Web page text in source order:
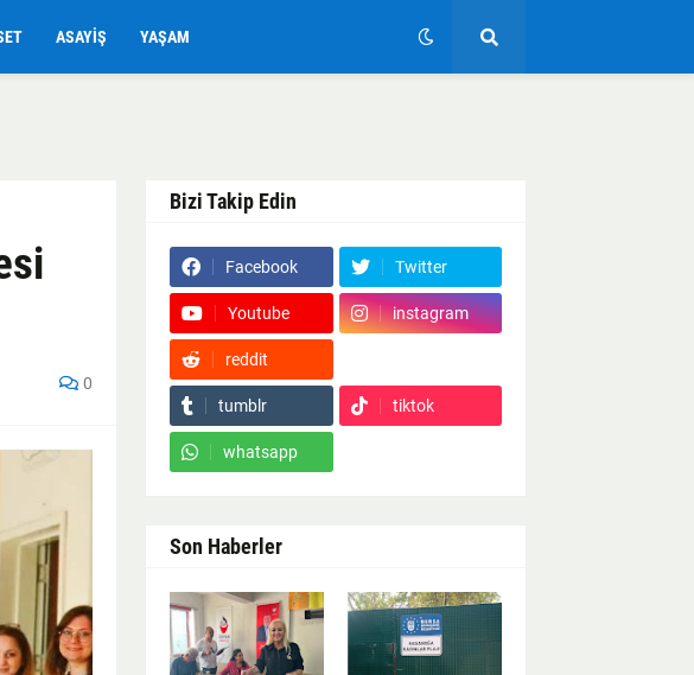
ASAYIŞ YAŞAM
0
Bizi Takip Edin
Facebook Twitter
Youtube instagram
reddit
tumblr tiktok
whatsapp
Son Haberler